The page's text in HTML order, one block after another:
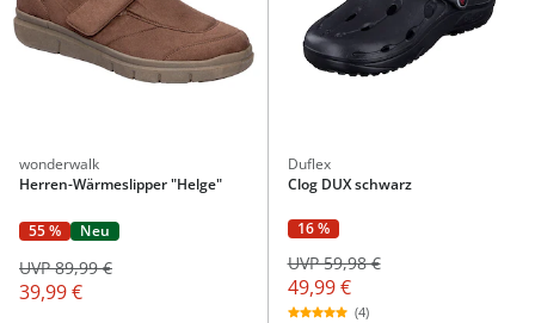
wonderwalk
Herren-Wärmeslipper "Helge"
55 % Neu
39,99 €
UVP 89,99 €
Duflex
Clog DUX schwarz
16 %
49,99 €
UVP 59,98 €
(4)